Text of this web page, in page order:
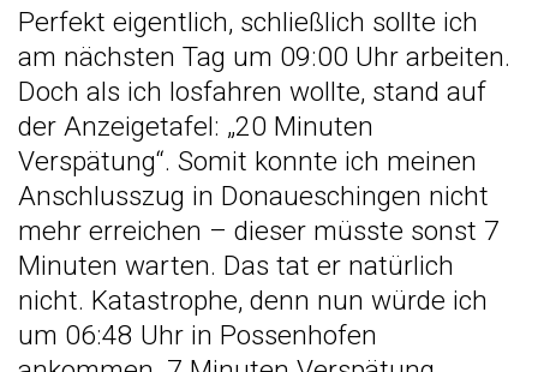
Perfekt eigentlich, schließlich sollte ich
am nächsten Tag um 09:00 Uhr arbeiten.
Doch als ich losfahren wollte, stand auf
der Anzeigetafel: „20 Minuten
Verspätung“. Somit konnte ich meinen
Anschlusszug in Donaueschingen nicht
mehr erreichen – dieser müsste sonst 7
Minuten warten. Das tat er natürlich
nicht. Katastrophe, denn nun würde ich
um 06:48 Uhr in Possenhofen